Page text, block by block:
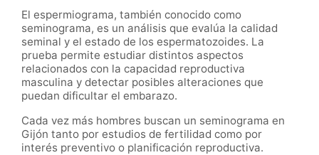
El espermiograma, también conocido como
seminograma, es un análisis que evalúa la calidad
seminal y el estado de los espermatozoides. La
prueba permite estudiar distintos aspectos
relacionados con la capacidad reproductiva
masculina y detectar posibles alteraciones que
puedan dificultar el embarazo.
Cada vez más hombres buscan un seminograma en
Gijón tanto por estudios de fertilidad como por
interés preventivo o planificación reproductiva.